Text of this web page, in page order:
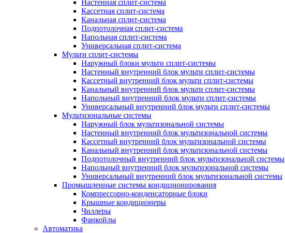
Настенная сплит-система
Кассетная сплит-система
Канальная сплит-система
Подпотолочная сплит-система
Напольная сплит-система
Универсальная сплит-система
Мульти сплит-системы
Наружный блоки мульти сплит-системы
Настенный внутренний блок мульти сплит-системы
Кассетный внутренний блок мульти сплит-системы
Канальный внутренний блок мульти сплит-системы
Напольный внутренний блок мульти сплит-системы
Универсальный внутренний блок мульти сплит-системы
Мультизональные системы
Наружный блок мультизональной системы
Настенный внутренний блок мультизональной системы
Кассетный внутренний блок мультизональной системы
Канальный внутренний блок мультизональной системы
Подпотолочный внутренний блок мультизональной системы
Напольный внутренний блок мультизональной системы
Универсальный внутренний блок мультизональной системы
Промышленные системы кондиционирования
Компрессорно-конденсаторные блоки
Крышные кондиционеры
Чиллеры
Фанкойлы
Автоматика